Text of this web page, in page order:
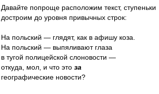
Давайте попроще расположим текст, ступеньки
достроим до уровня привычных строк:
На польский — глядят, как в афишу коза.
На польский — выпяливают глаза
в тугой полицейской слоновости —
откуда, мол, и что это за
географические новости?